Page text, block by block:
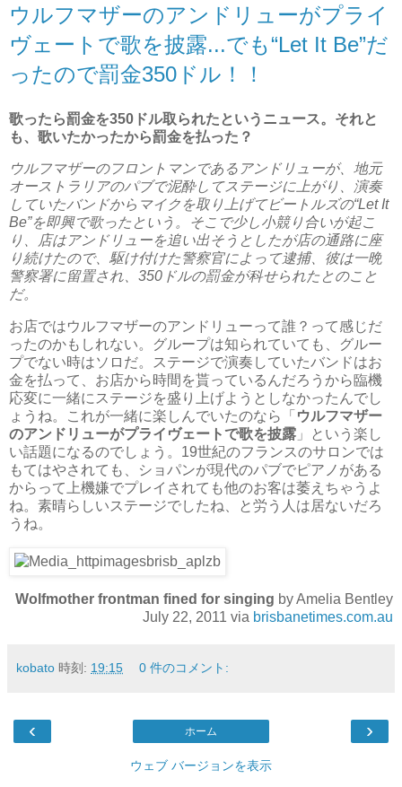
ウルフマザーのアンドリューがプライ
ヴェートで歌を披露...でも“Let It Be”だ
ったので罰金350ドル！！
歌ったら罰金を350ドル取られたというニュース。それと
も、歌いたかったから罰金を払った？
ウルフマザーのフロントマンであるアンドリューが、地元
オーストラリアのパブで泥酔してステージに上がり、演奏
していたバンドからマイクを取り上げてビートルズの“Let It
Be”を即興で歌ったという。そこで少し小競り合いが起こ
り、店はアンドリューを追い出そうとしたが店の通路に座
り続けたので、駆け付けた警察官によって逮捕、彼は一晩
警察署に留置され、350ドルの罰金が科せられたとのこと
だ。
お店ではウルフマザーのアンドリューって誰？って感じだ
ったのかもしれない。グループは知られていても、グルー
プでない時はソロだ。ステージで演奏していたバンドはお
金を払って、お店から時間を貰っているんだろうから臨機
応変に一緒にステージを盛り上げようとしなかったんでし
ょうね。これが一緒に楽しんでいたのなら「 ウルフマザー
のアンドリューがプライヴェートで歌を披露 」という楽し
い話題になるのでしょう。19世紀のフランスのサロンでは
もてはやされても、ショパンが現代のパブでピアノがある
からって上機嫌でプレイされても他のお客は萎えちゃうよ
ね。素晴らしいステージでしたね、と労う人は居ないだろ
うね。
Wolfmother frontman fined for singing by Amelia Bentley
July 22, 2011 via brisbanetimes.com.au
kobato 時刻: 19:15 0 件のコメント:
‹ ›
ホーム
ウェブ バージョンを表示